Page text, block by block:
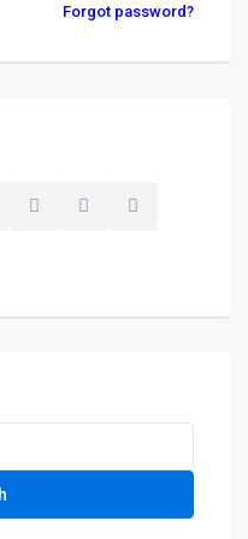
Forgot password?
& Investoren)